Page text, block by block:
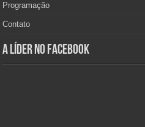
Programação
Contato
A Líder no Facebook